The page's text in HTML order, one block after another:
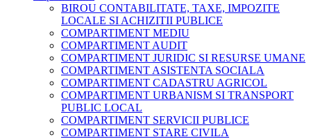
BIROU CONTABILITATE, TAXE, IMPOZITE
LOCALE SI ACHIZITII PUBLICE
COMPARTIMENT MEDIU
COMPARTIMENT AUDIT
COMPARTIMENT JURIDIC SI RESURSE UMANE
COMPARTIMENT ASISTENTA SOCIALA
COMPARTIMENT CADASTRU AGRICOL
COMPARTIMENT URBANISM SI TRANSPORT
PUBLIC LOCAL
COMPARTIMENT SERVICII PUBLICE
COMPARTIMENT STARE CIVILA